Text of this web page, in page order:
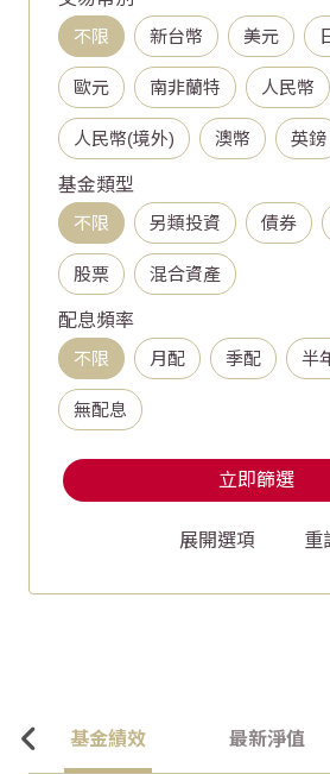
不限
新台幣 美元
歐元 南非蘭特 人民幣
人民幣(境外) 澳幣 英鎊
基金類型
不限
另類投資 債券
股票 混合資產
配息頻率
不限
月配 季配 半
無配息
立即篩選
重
基金績效 最新淨值